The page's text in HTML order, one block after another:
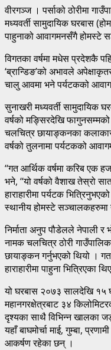
वीरगञ्ज । पर्साको ठोरीमा
मध्यवर्ती सामुदायिक घरबास
पाहुनाको आवागमनसँगै होमस्टे
विगतका वर्षमा मधेस प्रदेशकै
‘ब्रान्डिङ’को अभावले
चालु आवमा भने पर्यटकको
सुनाखरी मध्यवर्ती सामुदायिक
वर्षको मङ्सिरदेखि
चलचित्र छायाङ्कनका
वर्षको तुलनामा पर्यटकको
‘‘गत आर्थिक वर्षमा करिब एक
भने, ‘‘यो वर्षको वैशाख तेस्रो
हाराहारीमा पर्यटक
स्थानीय होमस्टे सञ्चालकहरुमा
निर्माता अनुप पौडेलले नेपाली र
नामक चलचित्र ठोरी
छायाङ्कन गर्नुभएको थियो ।
हाराहारीमा पाहुना भित्रिएका
यो घरबास २०७३ सालदेखि १५
महानगरक्षेत्रबाट ३४
दृश्यका साथै विभिन्न खालका
यहाँ बाघमोर्चा माई, गुम्बा,
आकर्षण रहेका छन् ।